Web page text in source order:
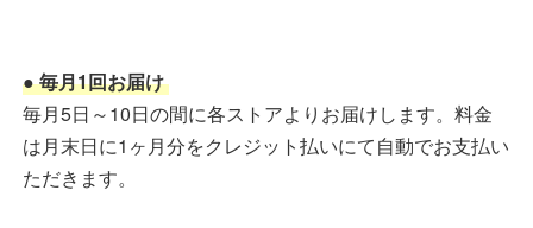
● 毎月1回お届け
毎月5日～10日の間に各ストアよりお届けします。料金
は月末日に1ヶ月分をクレジット払いにて自動でお支払い
ただきます。